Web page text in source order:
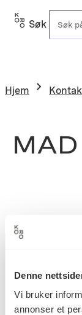
Denne
Vi bruker
annonser et
Søk
Hjem